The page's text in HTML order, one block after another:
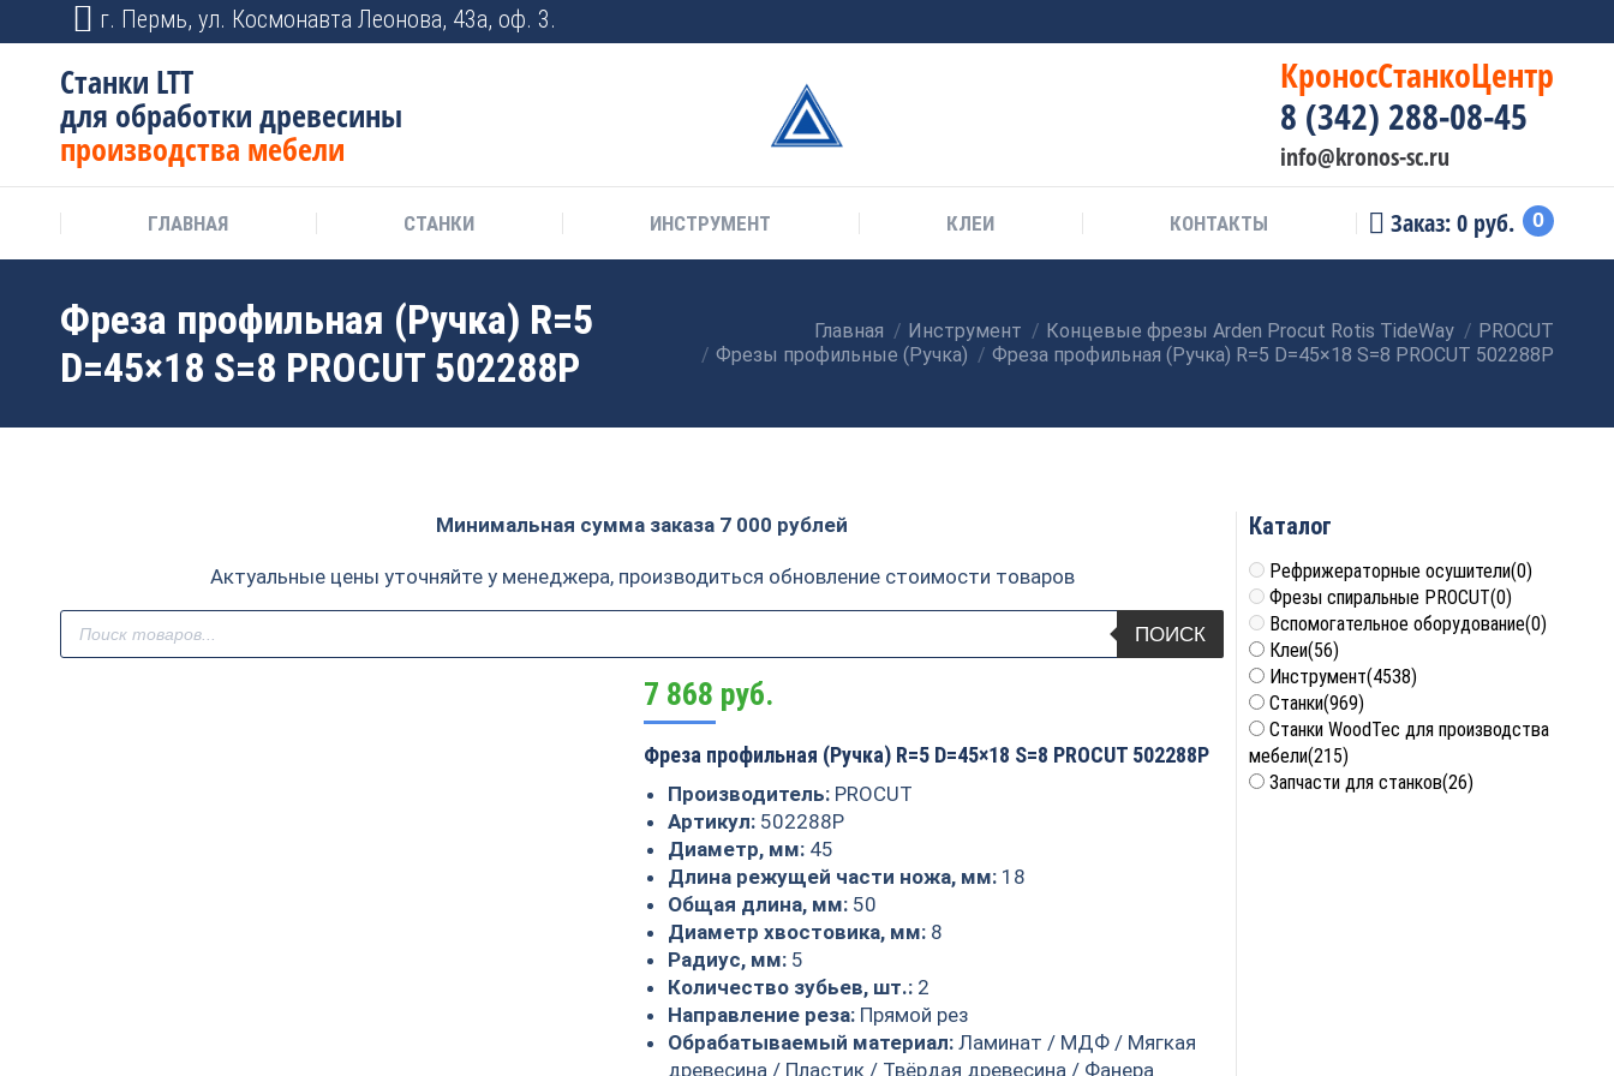
г. Пермь, ул. Космонавта Леонова, 43а, оф. 3.
Станки LTT
для обработки древесины
производства мебели
КроносСтанкоЦентр
8 (342) 288-08-45
info@kronos-sc.ru
ГЛАВНАЯ СТАНКИ ИНСТРУМЕНТ КЛЕИ КОНТАКТЫ Заказ:0 руб. 0
Фреза профильная (Ручка) R=5
D=45×18 S=8 PROCUT 502288P
Главная Инструмент Концевые фрезы Arden Procut Rotis TideWay
PROCUT
Фрезы профильные (Ручка)
Фреза профильная (Ручка) R=5 D=45×18 S=8 PROCUT 502288P
Минимальная сумма заказа 7 000 рублей
Актуальные цены уточняйте у менеджера, производиться обновление стоимости товаров
Поиск
товаров
ПОИСК
7 868 руб.
Фреза профильная (Ручка) R=5 D=45×18 S=8 PROCUT 502288P
Производитель: PROCUT
Артикул: 502288P
Диаметр, мм: 45
Длина режущей части ножа, мм: 18
Общая длина, мм: 50
Диаметр хвостовика, мм: 8
Радиус, мм: 5
Количество зубьев, шт.: 2
Направление реза: Прямой рез
Обрабатываемый материал:Ламинат / МДФ / Мягкая
древесина / Пластик / Твёрдая древесина / Фанера
Каталог
Рефрижераторные осушители(0)
Фрезы спиральные PROCUT(0)
Вспомогательное оборудование(0)
Клеи(56)
Инструмент(4538)
Станки(969)
Станки WoodTec для производства
мебели(215)
Запчасти для станков(26)